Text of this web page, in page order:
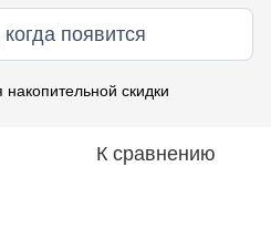
появится
скидки
К сравнению